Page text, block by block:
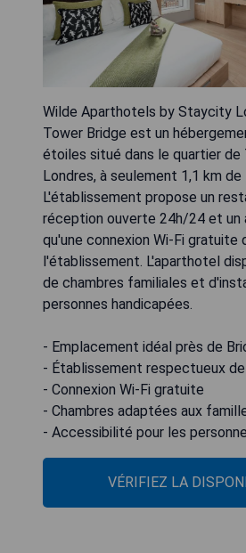
Wilde Aparthotels by Staycity
Tower Bridge est un
étoiles situé dans le quartier de
Londres, à seulement 1,1 km de
L'établissement propose un
réception ouverte 24h/24 et un
qu'une connexion Wi-Fi gratuite
l'établissement. L'aparthotel
de chambres familiales et
personnes handicapées.
- Emplacement idéal près de
- Établissement respectueux
- Connexion Wi-Fi gratuite
- Chambres adaptées aux
- Accessibilité pour les
VÉRIFIEZ LA